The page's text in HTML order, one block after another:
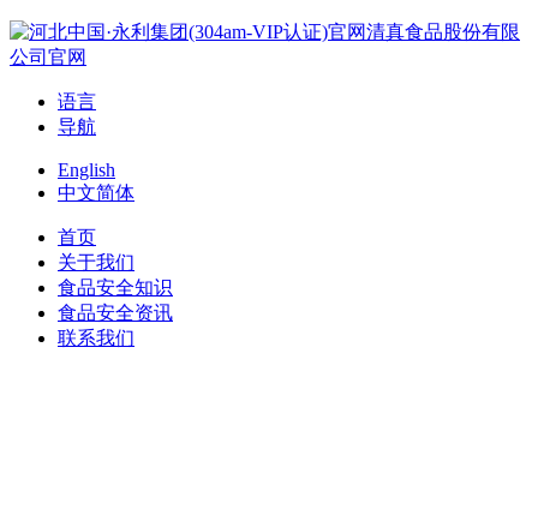
语言
导航
English
中文简体
首页
关于我们
食品安全知识
食品安全资讯
联系我们